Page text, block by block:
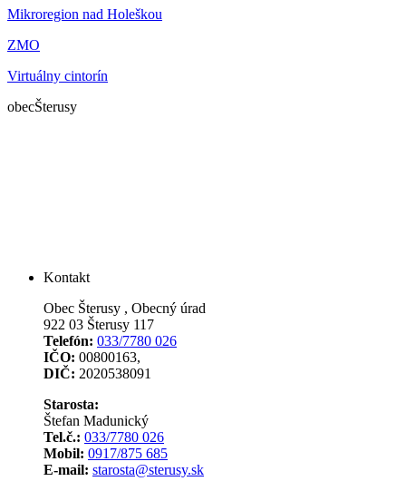
Mikroregion nad Holeškou
ZMO
Virtuálny cintorín
obecŠterusy
Kontakt
Obec Šterusy , Obecný úrad
922 03 Šterusy 117
Telefón: 033/7780 026
IČO: 00800163,
DIČ: 2020538091
Starosta:
Štefan Madunický
Tel.č.: 033/7780 026
Mobil: 0917/875 685
E-mail: starosta@sterusy.sk